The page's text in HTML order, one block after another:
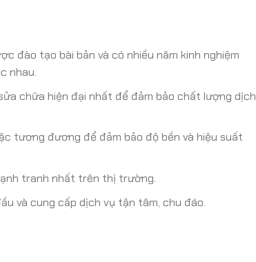
đào tạo bài bản và có nhiều năm kinh nghiệm
nhau.
chữa hiện đại nhất để đảm bảo chất lượng dịch
tương đương để đảm bảo độ bền và hiệu suất
tranh nhất trên thị trường.
và cung cấp dịch vụ tận tâm, chu đáo.